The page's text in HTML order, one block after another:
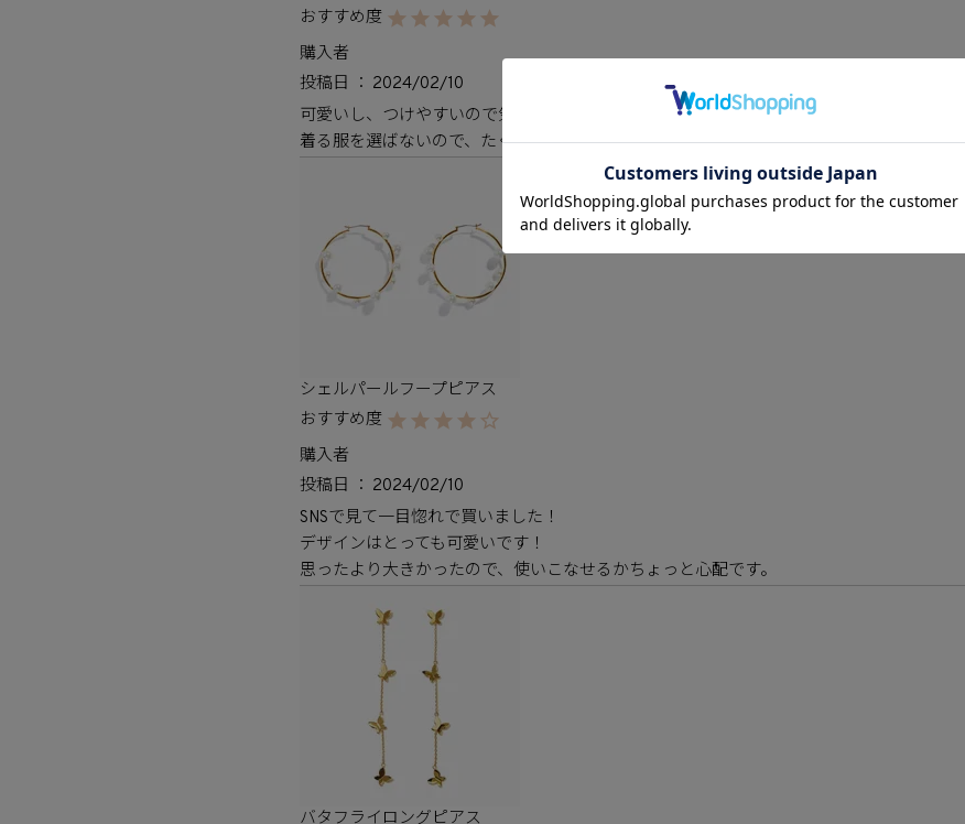
購入者
投稿日
2024/02/10
可愛いし、つけやすいので気に入っています！
着る服を選ばないので、たくさん使いたいと思います。
シェルパールフープピアス
購入者
投稿日
2024/02/10
SNSで見て一目惚れで買いました！
デザインはとっても可愛いです！
思ったより大きかったので、使いこなせるかちょっと心配です。
バタフライロングピアス